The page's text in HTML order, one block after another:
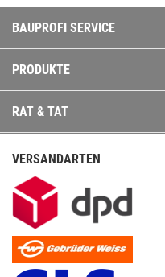
BAUPROFI SERVICE
PRODUKTE
RAT & TAT
VERSANDARTEN